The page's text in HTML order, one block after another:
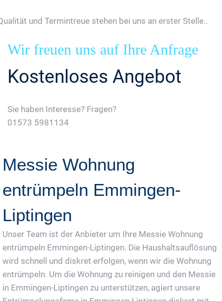
und Termintreue stehen bei uns an erster Stelle..
Wir freuen uns auf Ihre Anfrage
Kostenloses Angebot
Sie haben Interesse? Fragen?
01573 5981134
Messie Wohnung
entrümpeln Emmingen-
Liptingen
Unser Team ist der Anbieter um Ihre Messie Wohnung
entrümpeln Emmingen-Liptingen. Die Haushaltsauflösung
wird schnell und diskret erfolgen, wenn wir die Wohnung
entrümpeln. Um die Wohnung zu reinigen und den Messie
in Emmingen-Liptingen zu unterstützen, agiert unsere